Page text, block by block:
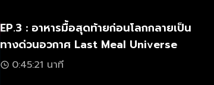
EP.3 : อาหารมื้อสุดท้ายก่อนโลกกลายเป็น
ทางด่วนอวกาศ Last Meal Universe
0:45:21 นาที